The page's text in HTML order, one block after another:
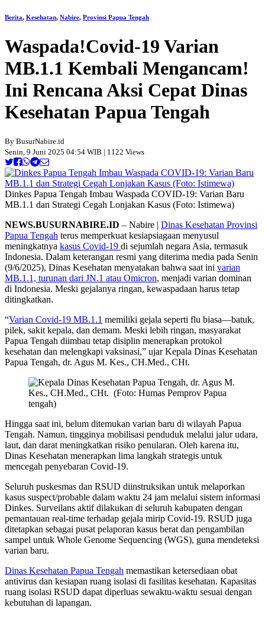
Berita, Kesehatan, Nabire, Provinsi Papua Tengah
Waspada!Covid-19 Varian
MB.1.1 Kembali Mengancam!
Ini Rencana Aksi Cepat Dinas
Kesehatan Papua Tengah
By BusurNabire.id
Senin, 9 Juni 2025 04:54 WIB | 1122 Views
Dinkes Papua Tengah Imbau Waspada COVID-19: Varian Baru
MB.1.1 dan Strategi Cegah Lonjakan Kasus (Foto: Istimewa)
NEWS.BUSURNABIRE.ID – Nabire | Dinas Kesehatan Provinsi
Papua Tengah terus memperkuat kesiapsiagaan menyusul
meningkatnya kasus Covid-19 di sejumlah negara Asia, termasuk
Indonesia. Dalam keterangan resmi yang diterima media pada Senin
(9/6/2025), Dinas Kesehatan menyatakan bahwa saat ini varian
MB.1.1, turunan dari JN.1 atau Omicron, menjadi varian dominan
di Indonesia. Meski gejalanya ringan, kewaspadaan harus tetap
ditingkatkan.
“Varian Covid-19 MB.1.1 memiliki gejala seperti flu biasa—batuk,
pilek, sakit kepala, dan demam. Meski lebih ringan, masyarakat
Papua Tengah diimbau tetap disiplin menerapkan protokol
kesehatan dan melengkapi vaksinasi,” ujar Kepala Dinas Kesehatan
Papua Tengah, dr. Agus M. Kes., CH.Med., CHt.
Hingga saat ini, belum ditemukan varian baru di wilayah Papua
Tengah. Namun, tingginya mobilisasi penduduk melalui jalur udara,
laut, dan darat meningkatkan risiko penularan. Oleh karena itu,
Dinas Kesehatan menerapkan lima langkah strategis untuk
mencegah penyebaran Covid-19.
Seluruh puskesmas dan RSUD diinstruksikan untuk melaporkan
kasus suspect/probable dalam waktu 24 jam melalui sistem informasi
Dinkes. Surveilans aktif dilakukan di seluruh kabupaten dengan
pemantauan real-time terhadap gejala mirip Covid-19. RSUD juga
ditetapkan sebagai pusat pelaporan kasus berat dan pengambilan
sampel untuk Whole Genome Sequencing (WGS), guna mendeteksi
varian baru.
Dinas Kesehatan Papua Tengah memastikan ketersediaan obat
antivirus dan kesiapan ruang isolasi di fasilitas kesehatan. Kapasitas
ruang isolasi RSUD dapat diperluas sewaktu-waktu sesuai dengan
kebutuhan di lapangan.